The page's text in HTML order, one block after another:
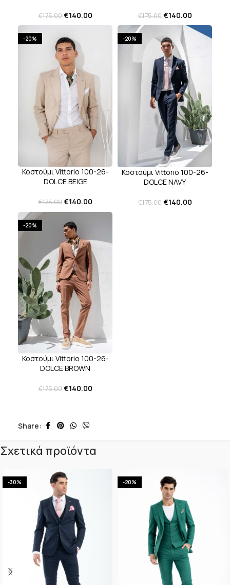
€175.00 €140.00 €175.00 €140.00
-20%
Κοστούμι Vittorio 100-26-
DOLCE BEIGE
€175.00 €140.00
-20%
Κοστούμι Vittorio 100-26-
DOLCE NAVY
€175.00 €140.00
-20%
Κοστούμι Vittorio 100-26-
DOLCE BROWN
€175.00 €140.00
Share:
Σχετικά προϊόντα
-30% -20%